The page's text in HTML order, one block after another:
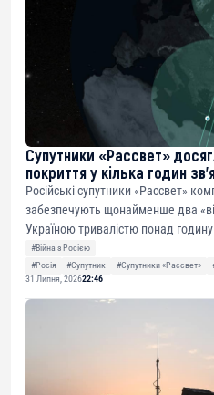
Супутники «Рассвет»
покриття у кілька годин
Російські супутники «Рассвет»
забезпечують щонайменше два
Україною тривалістю понад
#Війна з Росією
#Росія
#Супутник #Супутники «Рассвет»
31 Липня, 202622:46